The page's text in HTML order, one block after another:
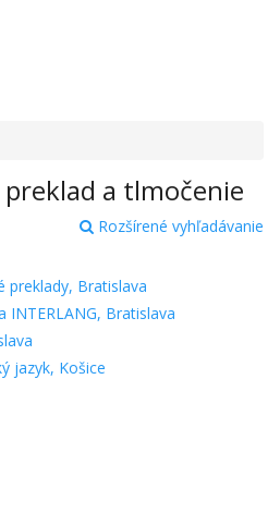
preklad a tlmočenie
Rozšírené vyhľadávanie
preklady, Bratislava
INTERLANG, Bratislava
jazyk, Košice